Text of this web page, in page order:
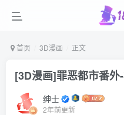
首页 3D漫画 正文
[3D漫画]罪恶都市番外
绅士
2年前更新